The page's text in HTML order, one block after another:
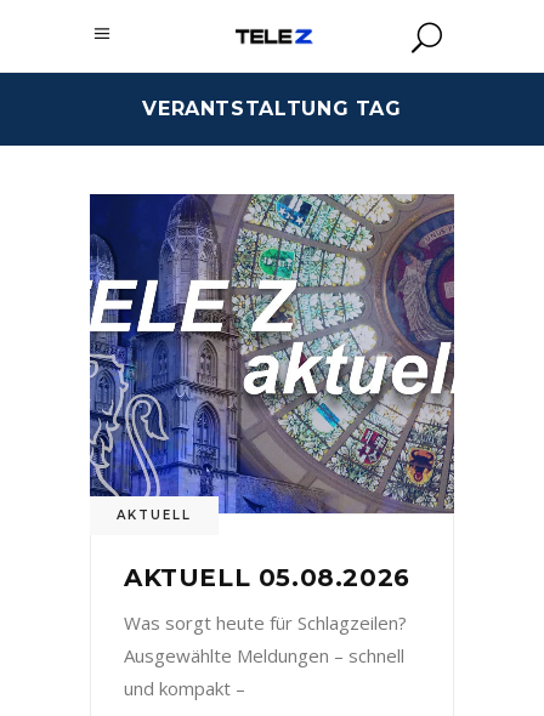
VERANTSTALTUNG TAG
AKTUELL
AKTUELL 05.08.2026
Was sorgt heute für Schlagzeilen?
Ausgewählte Meldungen – schnell
und kompakt –